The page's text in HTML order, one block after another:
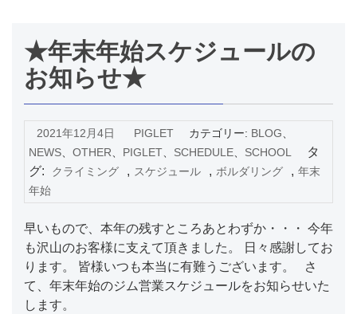
★年末年始スケジュールの
お知らせ★
2021年12月4日 PIGLET カテゴリー: BLOG
NEWS
OTHER PIGLET SCHEDULE SCHOOL
タ
グ:
クライミング , スケジュール , ボルダリング , 年末
年始
早いもので、本年の残すところあとわずか・・・ 今年
も沢山のお客様に支えて頂きました。 日々感謝してお
ります。 皆様いつも本当に有難うございます。 さ
て、年末年始のジム営業スケジュールをお知らせいた
します。